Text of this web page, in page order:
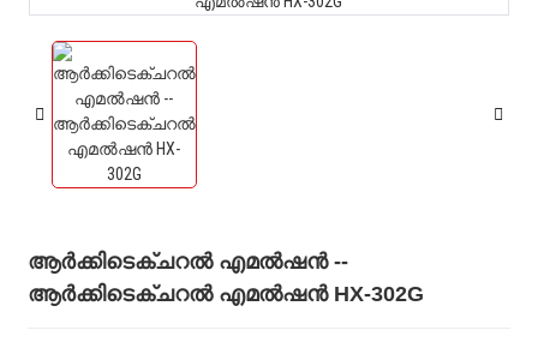
ആർക്കിടെക്ചറൽ എമൽഷൻ --
ആർക്കിടെക്ചറൽ എമൽഷൻ HX-302G